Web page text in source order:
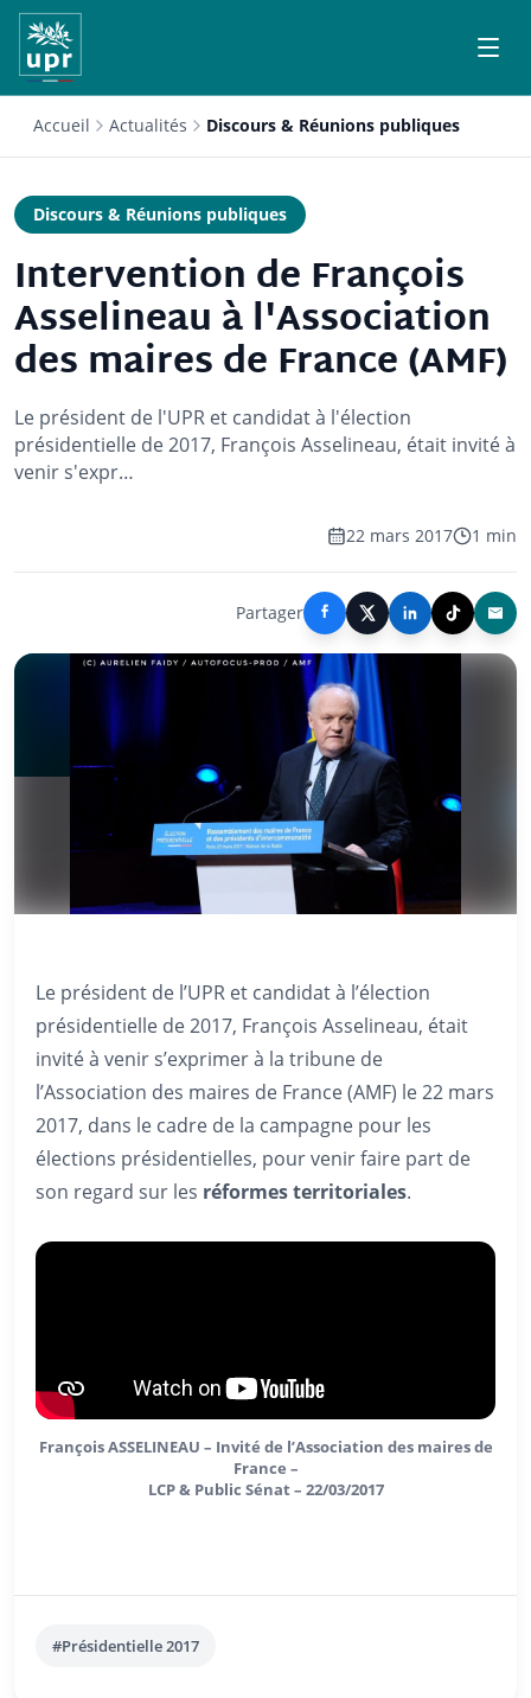
Accueil Actualités Discours & Réunions publiques
Discours & Réunions publiques
Intervention de François
Asselineau à l'Association
des maires de France (AMF)
Le président de l'UPR et candidat à l'élection
présidentielle de 2017, François Asselineau, était invité à
venir s'expr…
22 mars 2017 1 min
Partager
Le président de l’UPR et candidat à l’élection
présidentielle de 2017, François Asselineau, était
invité à venir s’exprimer à la tribune de
l’Association des maires de France (AMF) le 22 mars
2017, dans le cadre de la campagne pour les
élections présidentielles, pour venir faire part de
son regard sur les réformes territoriales.
François ASSELINEAU – Invité de l’Association des maires de
France –
LCP & Public Sénat – 22/03/2017
#Présidentielle 2017